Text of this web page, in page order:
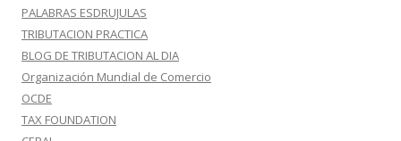
PALABRAS ESDRUJULAS
TRIBUTACION PRACTICA
BLOG DE TRIBUTACION AL DIA
Organización Mundial de Comercio
OCDE
TAX FOUNDATION